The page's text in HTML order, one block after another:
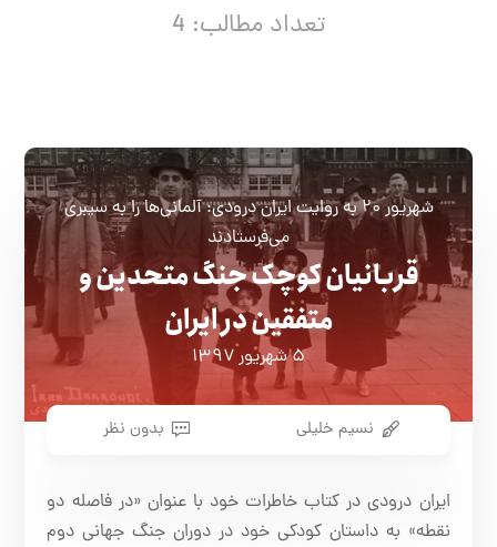
تعداد مطالب: 4
شهریور ۲۰ به روایت ایران درودی: آلمانی‌ها را به سیبری
می‌فرستادند
قربانیان کوچک جنگ متحدین و
متفقین در ایران
۵ شهریور ۱۳۹۷
نسیم خلیلی بدون نظر
ایران درودی در کتاب خاطرات خود با عنوان «در فاصله دو
نقطه» به داستان کودکی خود در دوران جنگ جهانی دوم